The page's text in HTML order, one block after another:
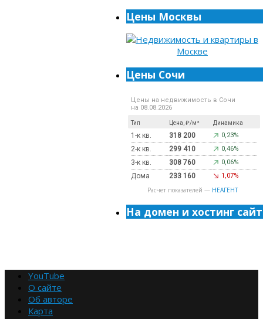
Цены Москвы
Цены Сочи
Цены на недвижимость в Сочи
на 08.08.2026
Тип Цена, ₽/м² Динамика
1-к кв. 318 200 0,23%
2-к кв. 299 410 0,46%
3-к кв. 308 760 0,06%
Дома 233 160 1,07%
Расчет показателей — НЕАГЕНТ
На домен и хостинг
YouTube
О сайте
Об авторе
Карта